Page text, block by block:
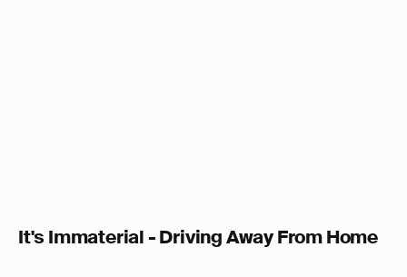
It's Immaterial - Driving Away From Home